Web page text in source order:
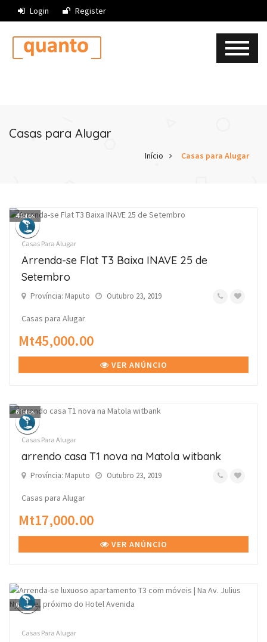
Login Register
Casas para Alugar
Início Casas para Alugar
4fotos
Casas Para Alugar
Arrenda-se Flat T3 Baixa INAVE 25 de
Setembro
Província: Maputo Outubro 23, 2019
Casas para Alugar
Mt45,000.00
VER ANÚNCIO
6fotos
Casas Para Alugar
arrendo casa T1 nova na Matola witbank
Província: Maputo Outubro 23, 2019
Casas para Alugar
Mt17,000.00
VER ANÚNCIO
6fotos
Casas Para Alugar